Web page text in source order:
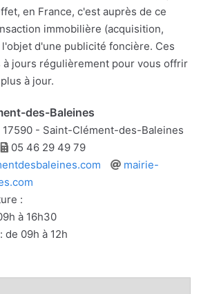
en France, c'est auprès de ce
immobilière (acquisition,
d'une publicité foncière. Ces
à jours régulièrement pour vous offrir
à jour.
des-Baleines
- Saint-Clément-des-Baleines
Télécopie
05 46 29 49 79
Site
mairie-
:
à 16h30
de 09h à 12h